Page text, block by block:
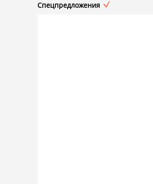
Спецпредложения